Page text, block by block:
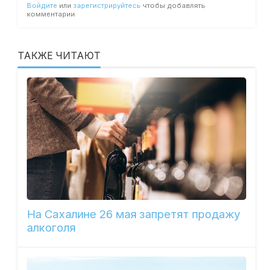
Войдите или зарегистрируйтесь чтобы добавлять
комментарии
ТАКЖЕ ЧИТАЮТ
На Сахалине 26 мая запретят продажу
алкоголя